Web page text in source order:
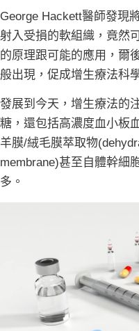
George Hackett醫師發現
射入受損的軟組織，竟然
的原理跟可能的應用，爾
般出現，促成增生療法科
發展到今天，增生療法的
糖，還包括高濃度血小板
羊膜/絨毛膜萃取物
membrane)甚至自體幹細
多。